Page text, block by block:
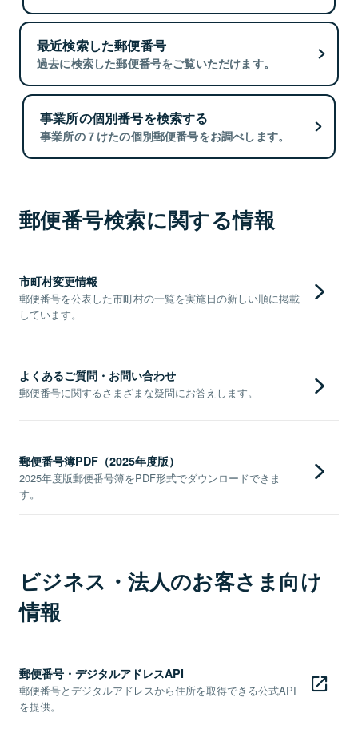
最近検索した郵便番号
過去に検索した郵便番号をご覧いただけます。
事業所の個別番号を検索する
事業所の７けたの個別郵便番号をお調べします。
郵便番号検索に関する情報
市町村変更情報
郵便番号を公表した市町村の一覧を実施日の新しい順に掲載
しています。
よくあるご質問・お問い合わせ
郵便番号に関するさまざまな疑問にお答えします。
郵便番号簿PDF（2025年度版）
2025年度版郵便番号簿をPDF形式でダウンロードできま
す。
ビジネス・法人のお客さま向け
情報
郵便番号・デジタルアドレスAPI
郵便番号とデジタルアドレスから住所を取得できる公式API
を提供。